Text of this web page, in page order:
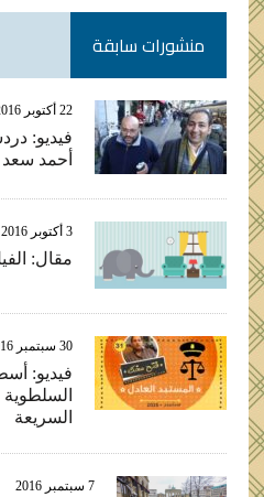
منشورات سابقة
22 أكتوبر 2016
فيديو:
أحمد سعد
3 أكتوبر 2016
مقال:
30 سبتمبر 2016
فيديو:
السريعة
7 سبتمبر 2016